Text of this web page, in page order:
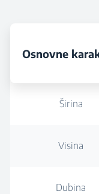
Osnovne
Širina
Visina
Dubina